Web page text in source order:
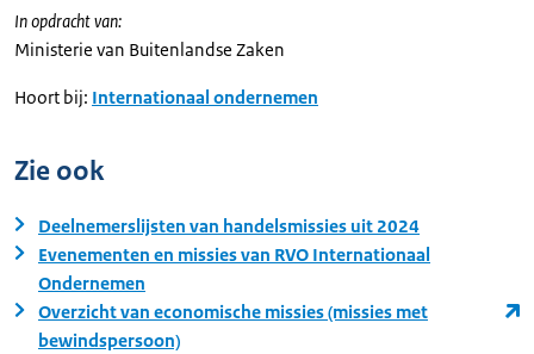
In opdracht van:
Ministerie van Buitenlandse Zaken
Hoort bij: Internationaal ondernemen
Zie ook
Deelnemerslijsten van handelsmissies uit 2024
Evenementen en missies van RVO Internationaal
Ondernemen
Overzicht van economische missies (missies met
bewindspersoon)